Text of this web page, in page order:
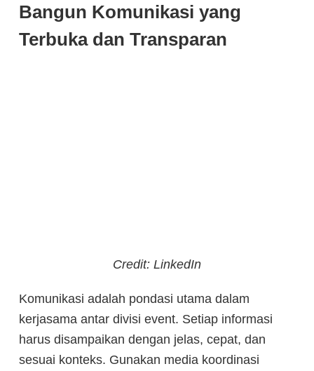
Bangun Komunikasi yang
Terbuka dan Transparan
Credit: LinkedIn
Komunikasi adalah pondasi utama dalam
kerjasama antar divisi event. Setiap informasi
harus disampaikan dengan jelas, cepat, dan
sesuai konteks. Gunakan media koordinasi